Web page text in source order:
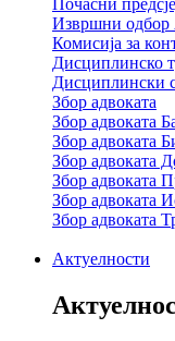
Почасни
Извршни одбор
Комисија за
Дисциплинско
Дисциплински
Збор адвоката
Збор адвоката
Збор адвоката
Збор адвоката
Збор адвоката
Збор адвоката
Збор адвоката
Актуелности